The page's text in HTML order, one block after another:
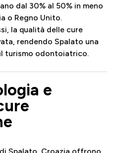
dal 30% al 50% in meno
o Regno Unito.
la qualità delle cure
rendendo Spalato una
turismo odontoiatrico.
e